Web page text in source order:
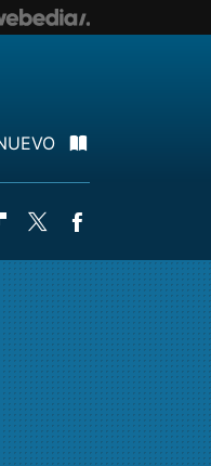
Flipboard
Twitter